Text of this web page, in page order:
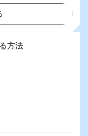
方法